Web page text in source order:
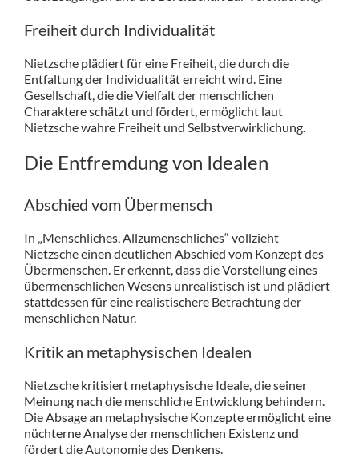
Freiheit durch Individualität
Nietzsche plädiert für eine Freiheit, die durch die
Entfaltung der Individualität erreicht wird. Eine
Gesellschaft, die die Vielfalt der menschlichen
Charaktere schätzt und fördert, ermöglicht laut
Nietzsche wahre Freiheit und Selbstverwirklichung.
Die Entfremdung von Idealen
Abschied vom Übermensch
In „Menschliches, Allzumenschliches“ vollzieht
Nietzsche einen deutlichen Abschied vom Konzept des
Übermenschen. Er erkennt, dass die Vorstellung eines
übermenschlichen Wesens unrealistisch ist und plädiert
stattdessen für eine realistischere Betrachtung der
menschlichen Natur.
Kritik an metaphysischen Idealen
Nietzsche kritisiert metaphysische Ideale, die seiner
Meinung nach die menschliche Entwicklung behindern.
Die Absage an metaphysische Konzepte ermöglicht eine
nüchterne Analyse der menschlichen Existenz und
fördert die Autonomie des Denkens.